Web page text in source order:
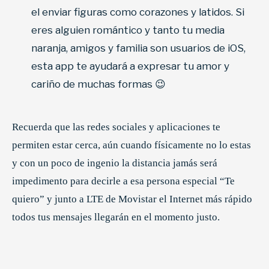
el enviar figuras como corazones y latidos. Si
eres alguien romántico y tanto tu media
naranja, amigos y familia son usuarios de iOS,
esta app te ayudará a expresar tu amor y
cariño de muchas formas 😉
Recuerda que las redes sociales y aplicaciones te
permiten estar cerca, aún cuando físicamente no lo estas
y con un poco de ingenio la distancia jamás será
impedimento para decirle a esa persona especial “Te
quiero” y junto a LTE de Movistar el Internet más rápido
todos tus mensajes llegarán en el momento justo.